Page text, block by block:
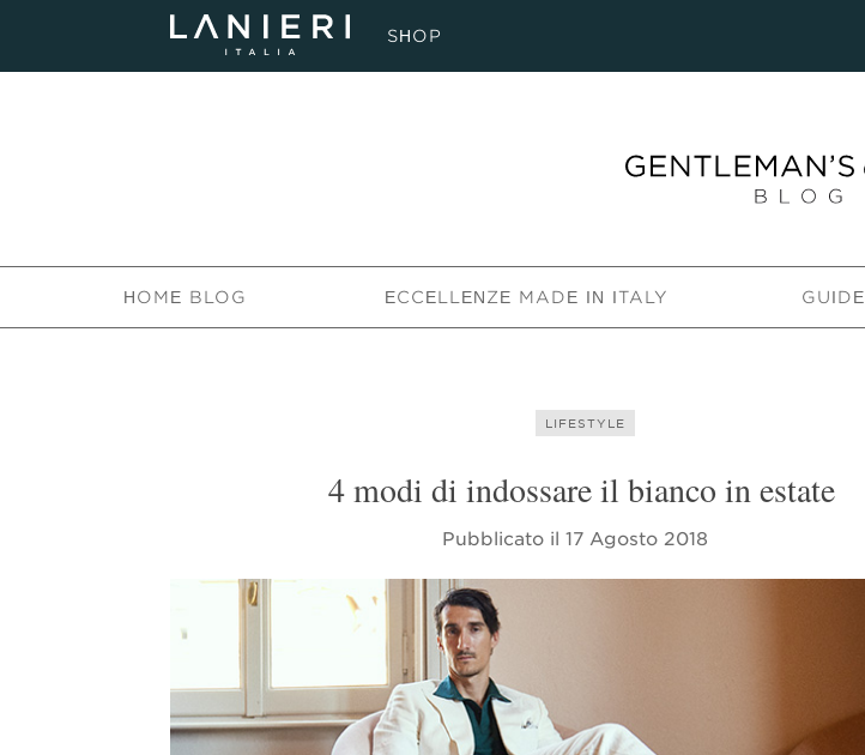
SHOP
HOME BLOG ECCELLENZE MADE IN ITALY GUIDE
LIFESTYLE
4 modi di indossare il bianco in estate
Pubblicato il17 Agosto 2018